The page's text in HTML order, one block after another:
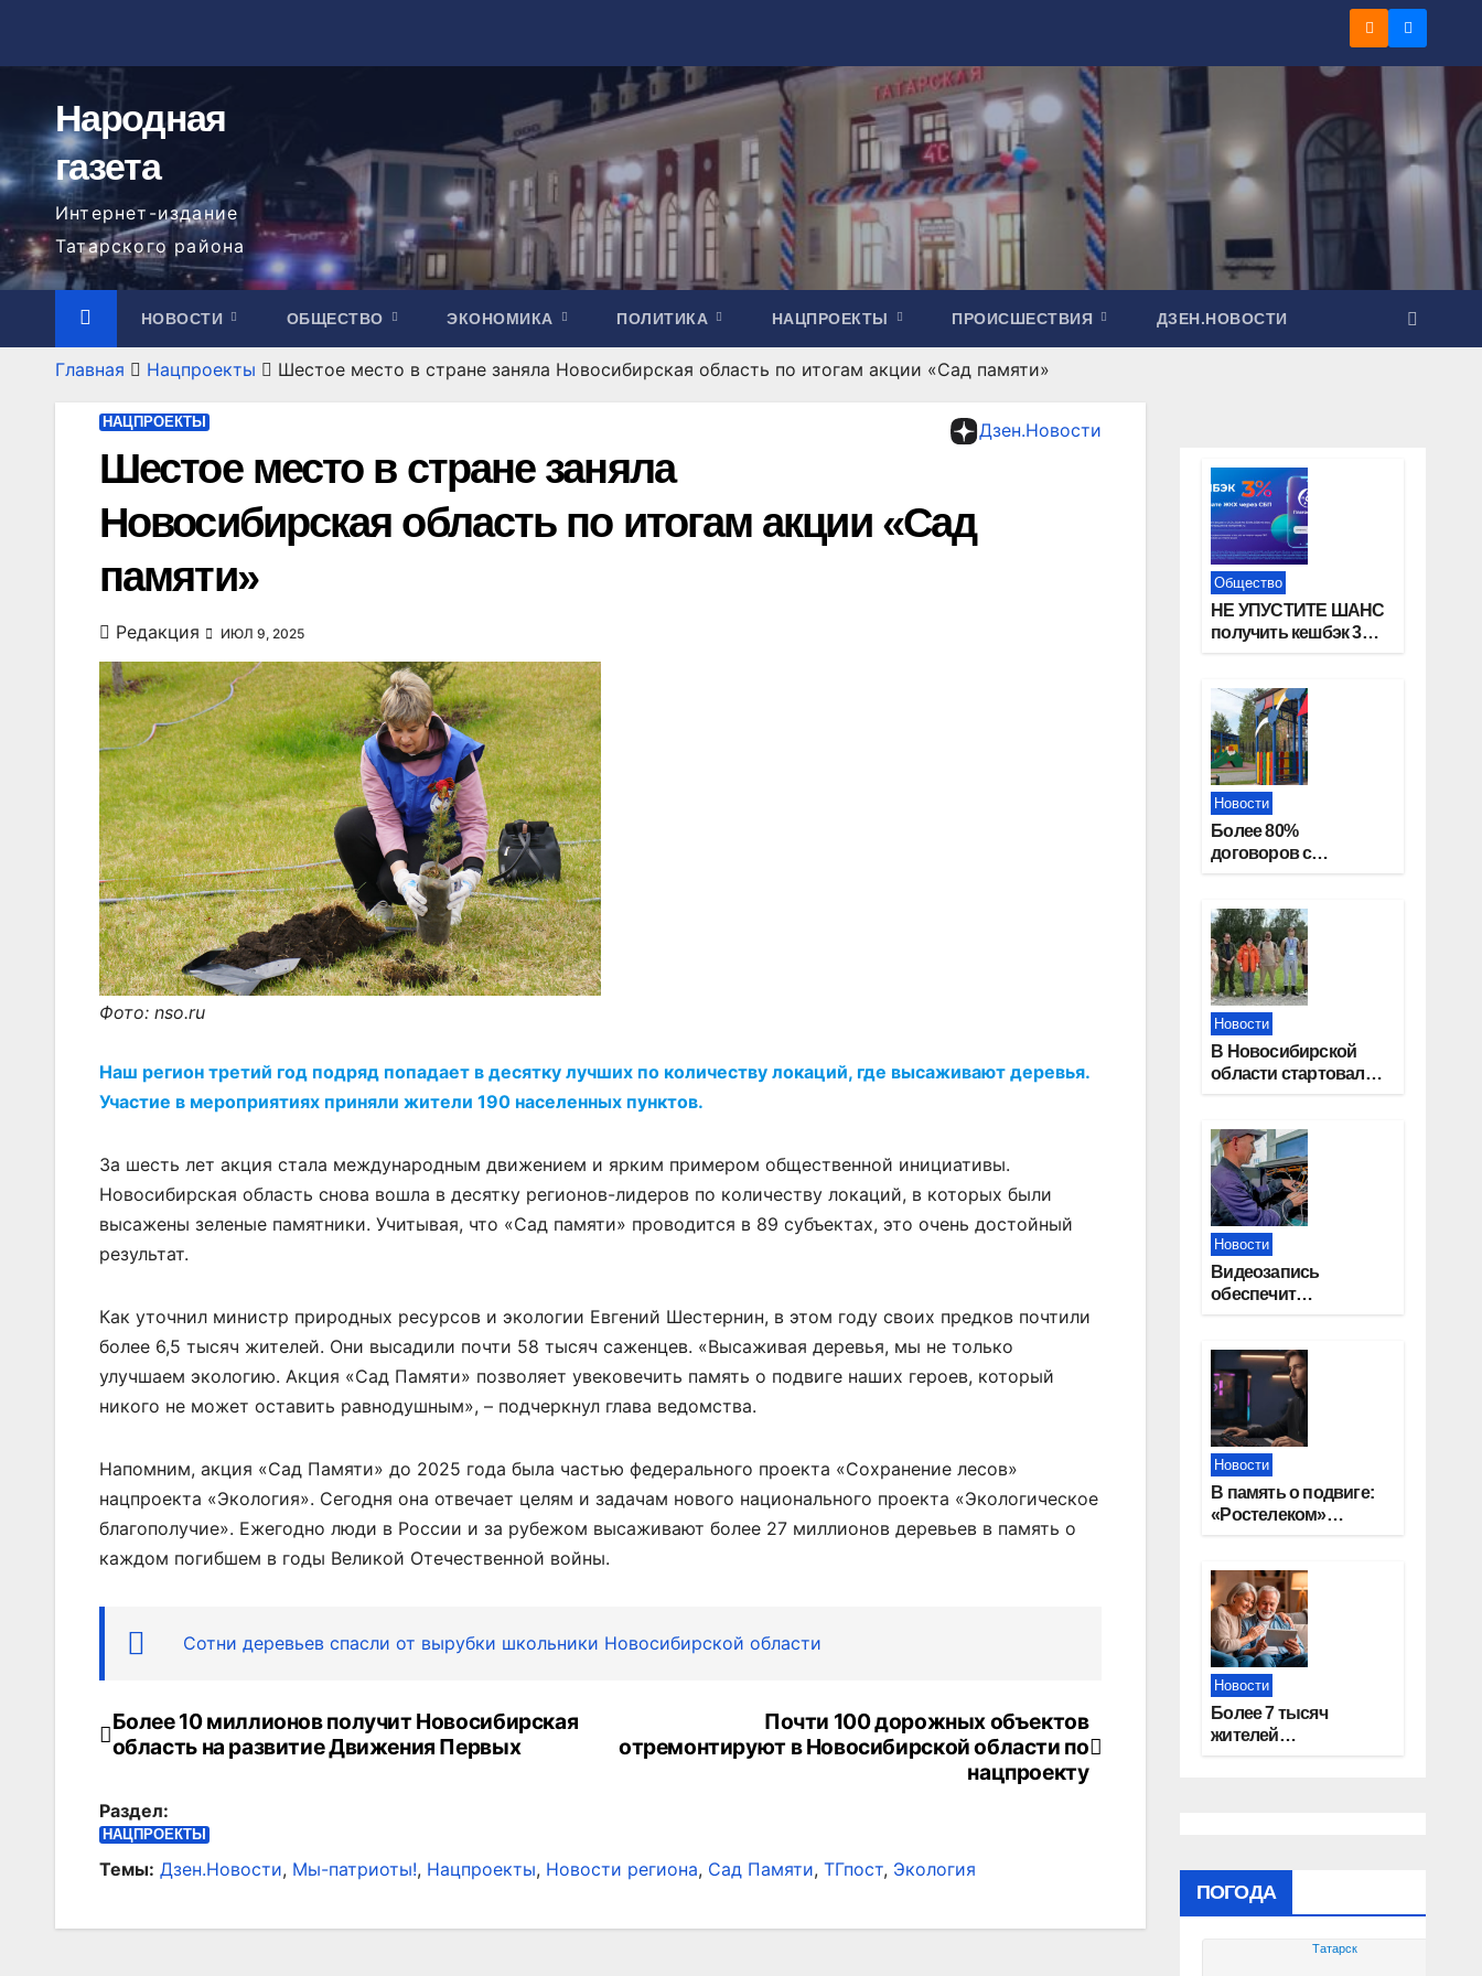
содержимому
Народная
газета
Интернет-издание
Татарского района
НОВОСТИ ОБЩЕСТВО ЭКОНОМИКА ПОЛИТИКА НАЦПРОЕКТЫ ПРОИСШЕСТВИЯ ДЗЕН.НОВОСТИ
Главная Нацпроекты Шестое место в стране заняла Новосибирская область по итогам акции «Сад памяти»
Дзен.Новости
НАЦПРОЕКТЫ
Шестое место в стране заняла
Новосибирская область по итогам акции «Сад
памяти»
Редакция ИЮЛ 9, 2025
Фото: nso.ru
Наш регион третий год подряд попадает в десятку лучших по количеству локаций, где высаживают деревья.
Участие в мероприятиях приняли жители 190 населенных пунктов.
За шесть лет акция стала международным движением и ярким примером общественной инициативы.
Новосибирская область снова вошла в десятку регионов-лидеров по количеству локаций, в которых были
высажены зеленые памятники. Учитывая, что «Сад памяти» проводится в 89 субъектах, это очень достойный
результат.
Как уточнил министр природных ресурсов и экологии Евгений Шестернин, в этом году своих предков почтили
более 6,5 тысяч жителей. Они высадили почти 58 тысяч саженцев. «Высаживая деревья, мы не только
улучшаем экологию. Акция «Сад Памяти» позволяет увековечить память о подвиге наших героев, который
никого не может оставить равнодушным», – подчеркнул глава ведомства.
Напомним, акция «Сад Памяти» до 2025 года была частью федерального проекта «Сохранение лесов»
нацпроекта «Экология». Сегодня она отвечает целям и задачам нового национального проекта «Экологическое
благополучие». Ежегодно люди в России и за рубежом высаживают более 27 миллионов деревьев в память о
каждом погибшем в годы Великой Отечественной войны.
Сотни деревьев спасли от вырубки школьники Новосибирской области
Навигация
записям
Почти 100 дорожных объектов
отремонтируют в Новосибирской области по
нацпроекту
Более 10 миллионов получит Новосибирская
область на развитие Движения Первых
Раздел:
НАЦПРОЕКТЫ
Темы: Дзен.Новости, Мы-патриоты!, Нацпроекты, Новости региона, Сад Памяти, ТГпост, Экология
Общество
НЕ УПУСТИТЕ ШАНС
получить кешбэк 3%
Новости
Более 80%
договоров с
Новосибирской
области оформили
онлайн
Новости
В Новосибирской
области стартовал
Новости
Видеозапись
обеспечит
Новосибирской
области
Новости
В память о подвиге:
«Ростелеком»
за Москву»
Новости
Более 7 тысяч
жителей
ПОГОДА
Татарск